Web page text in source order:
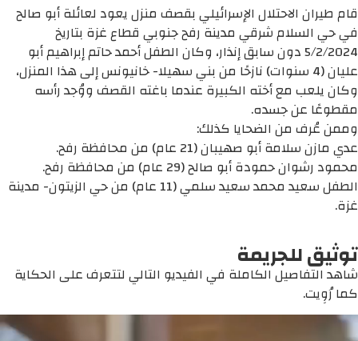
قام طيران الاحتلال الإسرائيلي بقصف منزل يعود لعائلة أبو صالح
في حي السلام شرقي مدينة رفح جنوبي قطاع غزة بتاريخ
5/2/2024 دون سابق إنذار، وكان الطفل أحمد حاتم إبراهيم أبو
عليان (4 سنوات) نازحًا من بني سهيلا- خانيونس إلى هذا المنزل،
وكان يلعب مع أخته الكبيرة عندما باغته القصف ووُجد رأسه
مقطوعًا عن جسده.
وممن عُرف من الضحايا كذلك:
عدي مازن سلامة أبو صهيبان (21 عام) من محافظة رفح.
محمود رشوان حمودة أبو صالح (29 عام) من محافظة رفح.
الطفل سعيد محمد سعيد سلمي (11 عام) من حي الزيتون- مدينة
غزة.
توثيق للجريمة
شاهد التفاصيل الكاملة في الفيديو التالي لتتعرف على الحكاية
كما رُوِيت.